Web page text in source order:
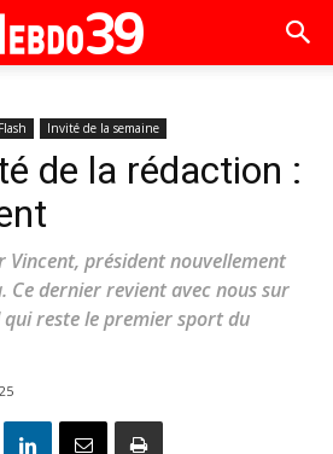
Flash Invité de la semaine
de la rédaction :
Vincent, président nouvellement
Ce dernier revient avec nous sur
reste le premier sport du